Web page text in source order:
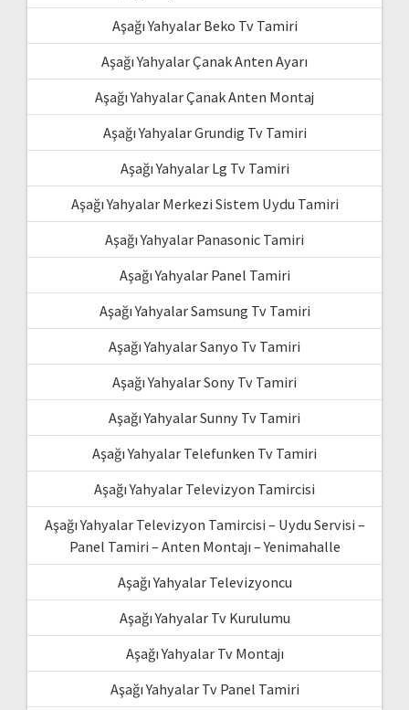
Aşağı Yahyalar Beko Tv Tamiri
Aşağı Yahyalar Çanak Anten Ayarı
Aşağı Yahyalar Çanak Anten Montaj
Aşağı Yahyalar Grundig Tv Tamiri
Aşağı Yahyalar Lg Tv Tamiri
Aşağı Yahyalar Merkezi Sistem Uydu Tamiri
Aşağı Yahyalar Panasonic Tamiri
Aşağı Yahyalar Panel Tamiri
Aşağı Yahyalar Samsung Tv Tamiri
Aşağı Yahyalar Sanyo Tv Tamiri
Aşağı Yahyalar Sony Tv Tamiri
Aşağı Yahyalar Sunny Tv Tamiri
Aşağı Yahyalar Telefunken Tv Tamiri
Aşağı Yahyalar Televizyon Tamircisi
Aşağı Yahyalar Televizyon Tamircisi – Uydu Servisi –
Panel Tamiri – Anten Montajı – Yenimahalle
Aşağı Yahyalar Televizyoncu
Aşağı Yahyalar Tv Kurulumu
Aşağı Yahyalar Tv Montajı
Aşağı Yahyalar Tv Panel Tamiri